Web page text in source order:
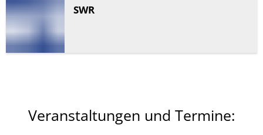
SWR
Veranstaltungen und Termine: